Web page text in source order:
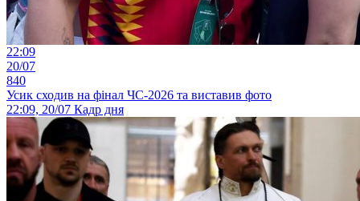
22:09
20/07
840
Усик сходив на фінал ЧС-2026 та виставив фото
22:09, 20/07 Кадр дня